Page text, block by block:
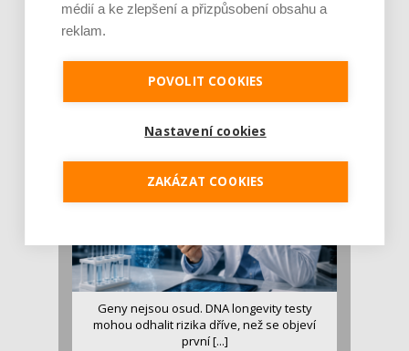
Je jen pro sportovce, přiberu po něm a ve
v oblasti zdraví, výživy i dlouhověkosti. Přesto
se o ně...
Geny nejsou osud. DNA longevity testy
mohou odhalit rizika dříve, než se objeví
první [...]
médií a ke zlepšení a přizpůsobení obsahu a
reklam.
POVOLIT COOKIES
Nastavení cookies
ZAKÁZAT COOKIES